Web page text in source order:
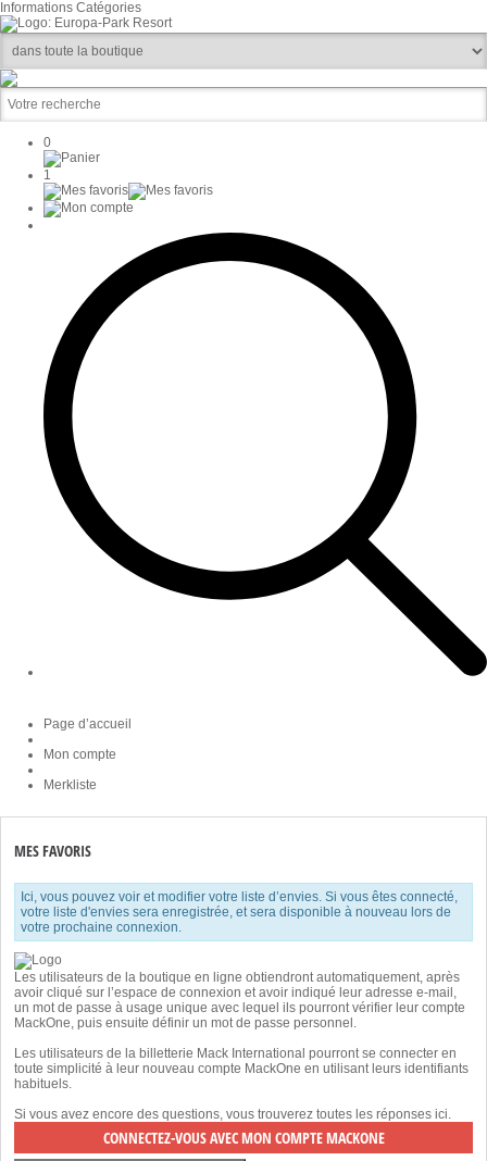
Informations Catégories
0
1
Page d’accueil
Mon compte
Merkliste
MES FAVORIS
Ici, vous pouvez voir et modifier votre liste d’envies. Si vous êtes connecté,
votre liste d'envies sera enregistrée, et sera disponible à nouveau lors de
votre prochaine connexion.
Les utilisateurs de la boutique en ligne obtiendront automatiquement, après
avoir cliqué sur l’espace de connexion et avoir indiqué leur adresse e-mail,
un mot de passe à usage unique avec lequel ils pourront vérifier leur compte
MackOne, puis ensuite définir un mot de passe personnel.
Les utilisateurs de la billetterie Mack International pourront se connecter en
toute simplicité à leur nouveau compte MackOne en utilisant leurs identifiants
habituels.
Si vous avez encore des questions, vous trouverez toutes les réponses ici